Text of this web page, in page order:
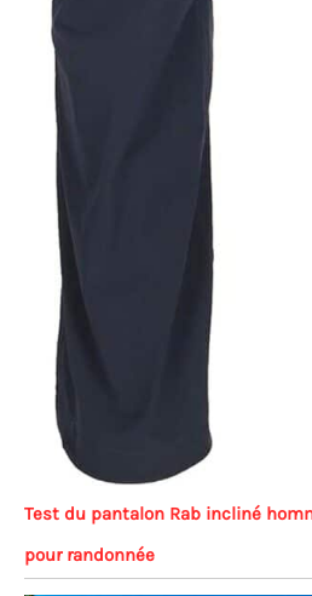
Test du pantalon Rab incliné
pour randonnée